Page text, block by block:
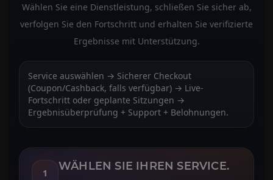
Wählen Sie eine Dienstleistung, schließen Sie sicher ab,
verfolgen Sie den Fortschritt und erhalten Sie verifizierte
Ergebnisse mit Unterstützung.
Service auswählen → Sicherer Checkout
(Coupon/Cashback, falls verfügbar) → Live-
Fortschritt oder geplante Sitzungen →
Ergebnisüberprüfung + Support + Belohnungen.
1
WÄHLEN SIE IHREN SERVICE.